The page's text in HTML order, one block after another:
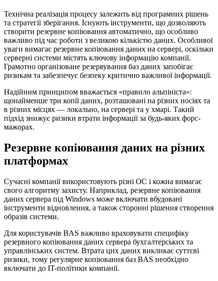
Технічна реалізація процесу залежить від програмних рішень
та стратегії зберігання. Існують інструменти, що дозволяють
створити резервне копіювання автоматично, що особливо
важливо під час роботи з великою кількістю даних. Особливої
уваги вимагає резервне копіювання даних на сервері, оскільки
серверні системи містять ключову інформацію компанії.
Грамотно організоване резервування баз даних запобігає
ризикам та забезпечує безпеку критично важливої інформації.
Надійним принципом вважається «правило альпініста»:
щонайменше три копії даних, розташовані на різних носіях та
в різних місцях — локально, на сервері та у хмарі. Такий
підхід знижує ризики втрати інформації за будь-яких форс-
мажорах.
Резервне копіювання даних на різних
платформах
Сучасні компанії використовують різні ОС і кожна вимагає
свого алгоритму захисту. Наприклад, резервне копіювання
даних сервера під Windows може включати вбудовані
інструменти відновлення, а також сторонні рішення створення
образів системи.
Для користувачів BAS важливо враховувати специфіку
резервного копіювання даних сервера бухгалтерських та
управлінських систем. Втрата цих даних викликає суттєві
ризики, тому регулярне копіювання баз BAS необхідно
включати до IT-політики компанії.